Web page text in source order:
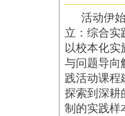
活动伊
立：综合
以校本化
与问题导向
践活动课
探索到深耕
制的实践样